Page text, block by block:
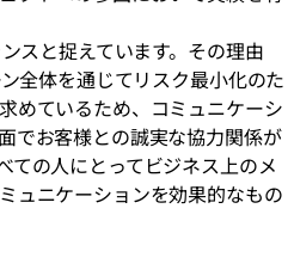
スと捉えています。その理由
全体を通じてリスク最小化のた
めているため、コミュニケーシ
でお客様との誠実な協力関係が
ての人にとってビジネス上のメ
ュニケーションを効果的なもの